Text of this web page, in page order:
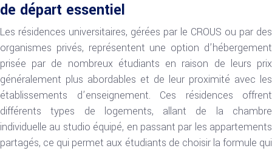
de départ essentiel
Les résidences universitaires, gérées par le CROUS ou par des
organismes privés, représentent une option d’hébergement
prisée par de nombreux étudiants en raison de leurs prix
généralement plus abordables et de leur proximité avec les
établissements d’enseignement. Ces résidences offrent
différents types de logements, allant de la chambre
individuelle au studio équipé, en passant par les appartements
partagés, ce qui permet aux étudiants de choisir la formule qui